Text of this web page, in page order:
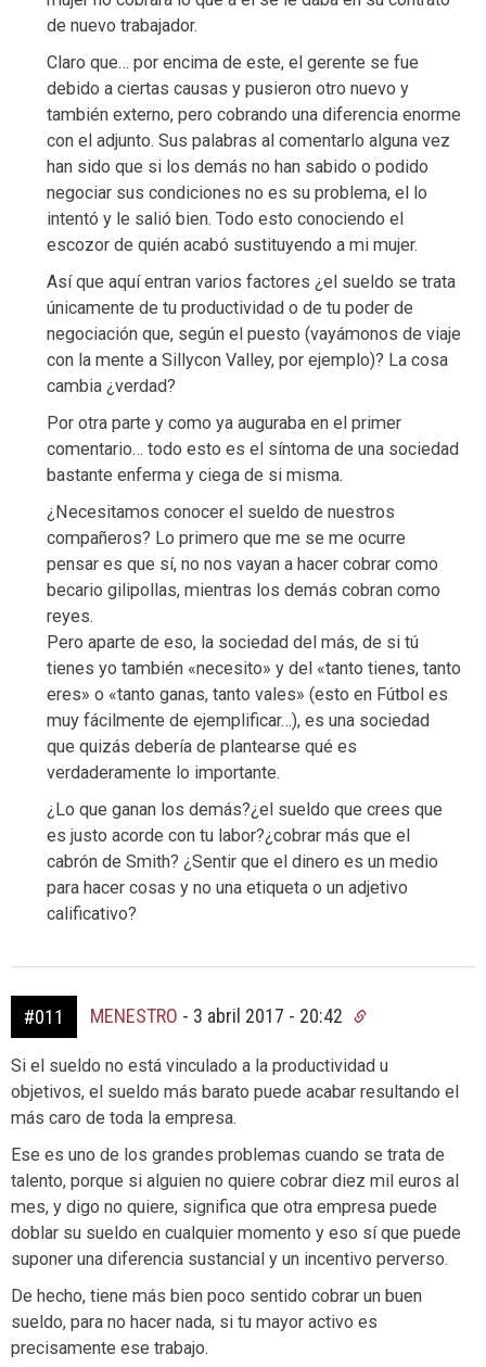
de nuevo trabajador.
Claro que… por encima de este, el gerente se fue
debido a ciertas causas y pusieron otro nuevo y
también externo, pero cobrando una diferencia enorme
con el adjunto. Sus palabras al comentarlo alguna vez
han sido que si los demás no han sabido o podido
negociar sus condiciones no es su problema, el lo
intentó y le salió bien. Todo esto conociendo el
escozor de quién acabó sustituyendo a mi mujer.
Así que aquí entran varios factores ¿el sueldo se trata
únicamente de tu productividad o de tu poder de
negociación que, según el puesto (vayámonos de viaje
con la mente a Sillycon Valley, por ejemplo)? La cosa
cambia ¿verdad?
Por otra parte y como ya auguraba en el primer
comentario… todo esto es el síntoma de una sociedad
bastante enferma y ciega de si misma.
¿Necesitamos conocer el sueldo de nuestros
compañeros? Lo primero que me se me ocurre
pensar es que sí, no nos vayan a hacer cobrar como
becario gilipollas, mientras los demás cobran como
reyes.
Pero aparte de eso, la sociedad del más, de si tú
tienes yo también «necesito» y del «tanto tienes, tanto
eres» o «tanto ganas, tanto vales» (esto en Fútbol es
muy fácilmente de ejemplificar…), es una sociedad
que quizás debería de plantearse qué es
verdaderamente lo importante.
¿Lo que ganan los demás?¿el sueldo que crees que
es justo acorde con tu labor?¿cobrar más que el
cabrón de Smith? ¿Sentir que el dinero es un medio
para hacer cosas y no una etiqueta o un adjetivo
calificativo?
#011 MENESTRO - 3 abril 2017 - 20:42
Si el sueldo no está vinculado a la productividad u
objetivos, el sueldo más barato puede acabar resultando el
más caro de toda la empresa.
Ese es uno de los grandes problemas cuando se trata de
talento, porque si alguien no quiere cobrar diez mil euros al
mes, y digo no quiere, significa que otra empresa puede
doblar su sueldo en cualquier momento y eso sí que puede
suponer una diferencia sustancial y un incentivo perverso.
De hecho, tiene más bien poco sentido cobrar un buen
sueldo, para no hacer nada, si tu mayor activo es
precisamente ese trabajo.